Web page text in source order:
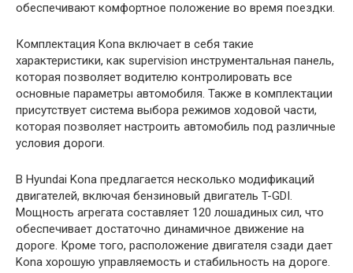
обеспечивают комфортное положение во время поездки.
Комплектация Kona включает в себя такие
характеристики, как supervision инструментальная панель,
которая позволяет водителю контролировать все
основные параметры автомобиля. Также в комплектации
присутствует система выбора режимов ходовой части,
которая позволяет настроить автомобиль под различные
условия дороги.
В Hyundai Kona предлагается несколько модификаций
двигателей, включая бензиновый двигатель T-GDI.
Мощность агрегата составляет 120 лошадиных сил, что
обеспечивает достаточно динамичное движение на
дороге. Кроме того, расположение двигателя сзади дает
Kona хорошую управляемость и стабильность на дороге.